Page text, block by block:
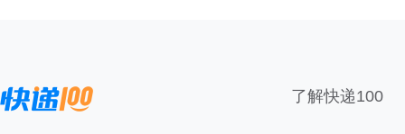
了解快递100